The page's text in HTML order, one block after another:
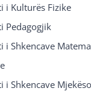
i Kulturës Fizike
Pedagogjik
i Shkencave
i Shkencave